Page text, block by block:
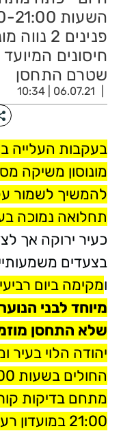
פנינים
חיסונים
שטרם התחסן
06.07.21 | 10:34
בעקבות העלייה
מונוסון משיקה
להמשיך לשמור
תחלואה נמוכה
כעיר ירוקה אך
בצעדים
ומקימה ביום
מיוחד לבני
שלא התחסן
יהודה הלוי בעיר
החולים בשעות 16:00-22:00